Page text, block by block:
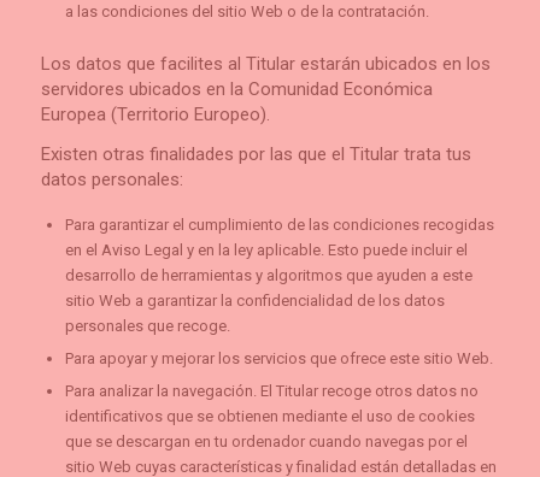
a las condiciones del sitio Web o de la contratación.
Los datos que facilites al Titular estarán ubicados en los
servidores ubicados en la Comunidad Económica
Europea (Territorio Europeo).
Existen otras finalidades por las que el Titular trata tus
datos personales:
Para garantizar el cumplimiento de las condiciones recogidas
en el Aviso Legal y en la ley aplicable. Esto puede incluir el
desarrollo de herramientas y algoritmos que ayuden a este
sitio Web a garantizar la confidencialidad de los datos
personales que recoge.
Para apoyar y mejorar los servicios que ofrece este sitio Web.
Para analizar la navegación. El Titular recoge otros datos no
identificativos que se obtienen mediante el uso de cookies
que se descargan en tu ordenador cuando navegas por el
sitio Web cuyas características y finalidad están detalladas en